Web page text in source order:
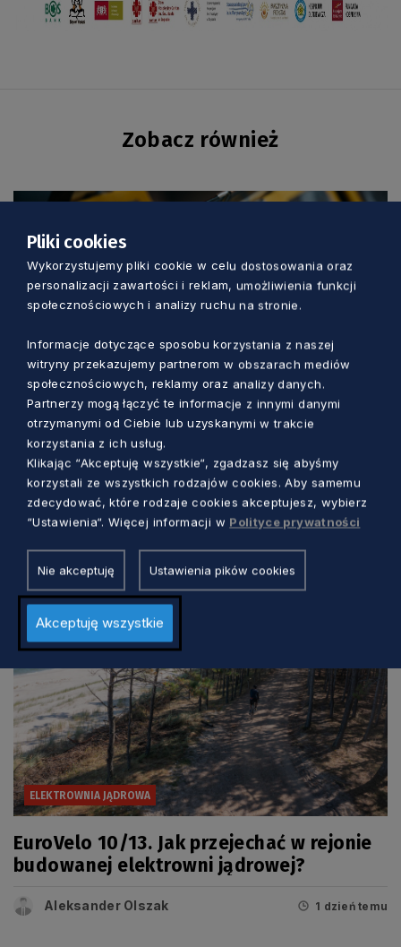
Zobacz również
Możesz zdobyć Gryfa Gospodarczego
albo… Pióro Gryfa. Trwa nabór do
kolejnej edycji konkursu
Marcin Szumny 19 godzin temu
ELEKTROWNIA JĄDROWA
EuroVelo 10/13. Jak przejechać w rejonie
budowanej elektrowni jądrowej?
Aleksander Olszak 1 dzień temu
Pliki cookies
Wykorzystujemy pliki cookie w celu dostosowania oraz
personalizacji zawartości i reklam, umożliwienia funkcji
społecznościowych i analizy ruchu na stronie.
Informacje dotyczące sposobu korzystania z naszej
witryny przekazujemy partnerom w obszarach mediów
społecznościowych, reklamy oraz analizy danych.
Partnerzy mogą łączyć te informacje z innymi danymi
otrzymanymi od Ciebie lub uzyskanymi w trakcie
korzystania z ich usług.
Klikając “Akceptuję wszystkie“, zgadzasz się abyśmy
korzystali ze wszystkich rodzajów cookies. Aby samemu
zdecydować, które rodzaje cookies akceptujesz, wybierz
“Ustawienia“. Więcej informacji w Polityce prywatności
Nie akceptuję Ustawienia pików cookies
Akceptuję wszystkie